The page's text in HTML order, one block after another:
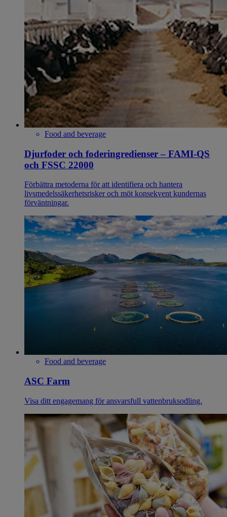
Food and beverage
Djurfoder och foderingredienser – FAMI-QS
och FSSC 22000
Förbättra metoderna för att identifiera och hantera
livsmedelssäkerhetsrisker och möt konsekvent kundernas
förväntningar.
Food and beverage
ASC Farm
Visa ditt engagemang för ansvarsfull vattenbruksodling.